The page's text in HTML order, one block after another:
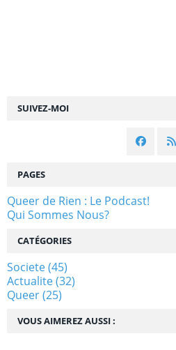
SUIVEZ-MOI
VOUS AIMEREZ AUSSI :
PAGES
Queer de Rien : Le Podcast!
Qui Sommes Nous?
CATÉGORIES
Societe(45)
Actualite(32)
Queer(25)